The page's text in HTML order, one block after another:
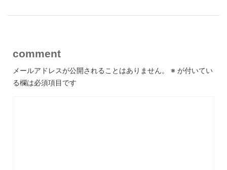
comment
メールアドレスが公開されることはありません。 ※ が付いてい
る欄は必須項目です